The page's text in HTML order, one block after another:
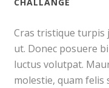
Cras tristique turpis
ut. Donec posuere
luctus volutpat.
molestie, quam